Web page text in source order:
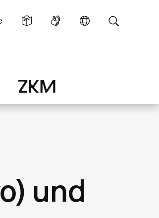
ZKM
und